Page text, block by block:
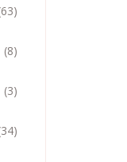
(8)
(3)